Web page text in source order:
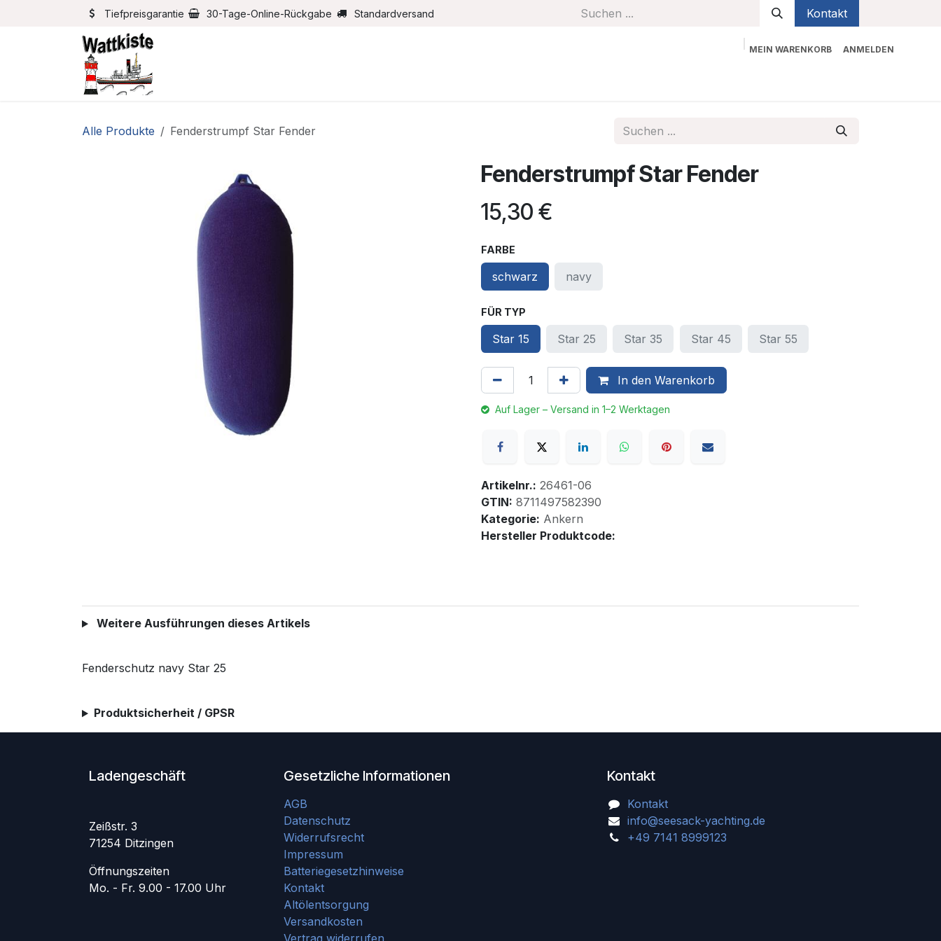
Zum Inhalt springenTiefpreisgarantie 30-Tage-Online-Rückgabe Standardversand Kontakt
MEIN WARENKORB ANMELDEN
Alle Produkte Fenderstrumpf Star Fender
Fenderstrumpf Star Fender
15,30 €
FARBE
schwarz navy
FÜR TYP
Star 15 Star 25 Star 35 Star 45 Star 55
In den Warenkorb
Auf Lager – Versand in 1–2 Werktagen
Artikelnr.: 26461-06
GTIN: 8711497582390
Kategorie: Ankern
Hersteller Produktcode:
Weitere Ausführungen dieses Artikels
Fenderschutz navy Star 25
Produktsicherheit / GPSR
Ladengeschäft
Zeißstr. 3
71254 Ditzingen
Öffnungszeiten
Mo. - Fr. 9.00 - 17.00 Uhr
Kontakt
Kontakt
info@seesack-yachting.de
+49 7141 8999123
Gesetzliche Informationen
AGB
Datenschutz
Widerrufsrecht
Impressum
Batteriegesetzhinweise
Kontakt
Altölentsorgung
Versandkosten